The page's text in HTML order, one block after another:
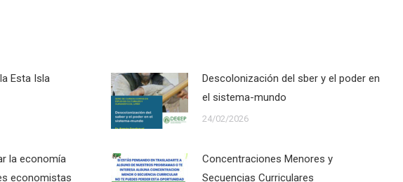
Esta Isla
Descolonización del sber y el poder en
el sistema-mundo
24/02/2026
la economía
economistas
Concentraciones Menores y
Secuencias Curriculares